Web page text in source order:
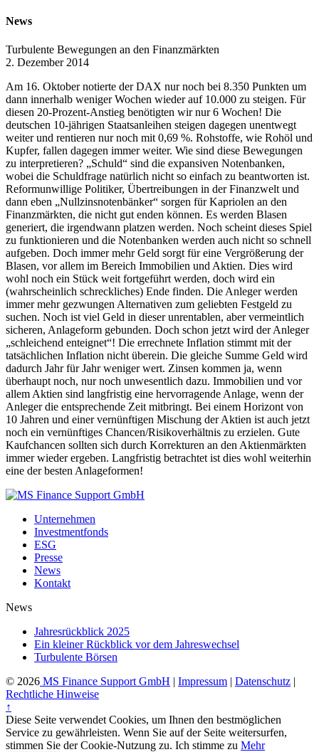
News
Turbulente Bewegungen an den Finanzmärkten
2. Dezember 2014
Am 16. Oktober notierte der DAX nur noch bei 8.350 Punkten um
dann innerhalb weniger Wochen wieder auf 10.000 zu steigen. Für
diesen 20-Prozent-Anstieg benötigten wir nur 6 Wochen! Die
deutschen 10-jährigen Staatsanleihen steigen dagegen unentwegt
weiter und rentieren nur noch mit 0,69 %. Rohstoffe, wie Rohöl und
Kupfer, fallen dagegen immer weiter. Wie sind diese Bewegungen
zu interpretieren? „Schuld“ sind die expansiven Notenbanken,
wobei die Schuldfrage natürlich nicht so einfach zu beantworten ist.
Reformunwillige Politiker, Übertreibungen in der Finanzwelt und
dann eben „Nullzinsnotenbänker“ sorgen für Kapriolen an den
Finanzmärkten, die nicht gut enden können. Es werden Blasen
generiert, die irgendwann platzen werden. Noch scheint dieses Spiel
zu funktionieren und die Notenbanken werden auch nicht so schnell
aufgeben. Doch immer mehr Geld sorgt für eine Vergrößerung der
Blasen, vor allem im Bereich Immobilien und Aktien. Dies wird
wohl noch ein Stück weit fortgeführt werden, doch wird ein
(wahrscheinlich schreckliches) Ende finden. Die Anleger werden
immer mehr gezwungen Alternativen zum geliebten Festgeld zu
suchen. Noch ist viel Geld in dieser unrentablen, aber vermeintlich
sicheren, Anlageform gebunden. Doch schon jetzt wird der Anleger
„schleichend enteignet“! Die errechnete Inflation stimmt mit der
tatsächlichen Inflation nicht überein. Die gleiche Summe Geld wird
dadurch Jahr für Jahr weniger wert. Zinsen kommen ja, wenn
überhaupt noch, nur noch unwesentlich dazu. Immobilien und vor
allem Aktien sind langfristig eine hervorragende Anlage, wenn der
Anleger die entsprechende Zeit mitbringt. Bei einem Horizont von
10 Jahren und einer vernünftigen Mischung der Aktien ist auch jetzt
noch ein vernünftiges Chancen/Risikoverhältnis zu erzielen. Gute
Kaufchancen sollten sich durch Korrekturen an den Aktienmärkten
immer wieder ergeben. Langfristig betrachtet ist dies wohl weiterhin
eine der besten Anlageformen!
Unternehmen
Investmentfonds
ESG
Presse
News
Kontakt
News
Jahresrückblick 2025
Ein kleiner Rückblick vor dem Jahreswechsel
Turbulente Börsen
© 2026 MS Finance Support GmbH | Impressum | Datenschutz |
Rechtliche Hinweise
↑
Diese Seite verwendet Cookies, um Ihnen den bestmöglichen
Service zu gewährleisten. Wenn Sie auf der Seite weitersurfen,
stimmen Sie der Cookie-Nutzung zu. Ich stimme zu Mehr